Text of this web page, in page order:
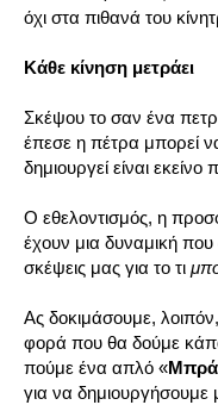
όχι στα πιθανά του
Κάθε κίνηση μετράει
Σκέψου το σαν ένα
έπεσε η πέτρα μπορεί
δημιουργεί είναι εκείνο
Ο εθελοντισμός, η
έχουν μια δυναμική
σκέψεις μας για το τι
Ας δοκιμάσουμε,
φορά που θα δούμε
πούμε ένα απλό «
για να δημιουργήσουμε